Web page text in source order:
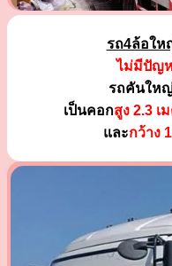
รถ4ล้อให
ไม่มีปัญห
รถคันใหญ่
เป็นคอกสูง 2.3 เ
และกว้าง